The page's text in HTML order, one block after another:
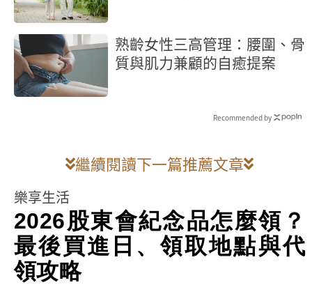
熟齡女性三高管理：腰圍、骨
質與肌力兼顧的自癒提案
Recommended by
繼續閱讀下一篇推薦文章
樂享生活
2026股東會紀念品怎麼領？
最後買進日、領取地點與代
領攻略